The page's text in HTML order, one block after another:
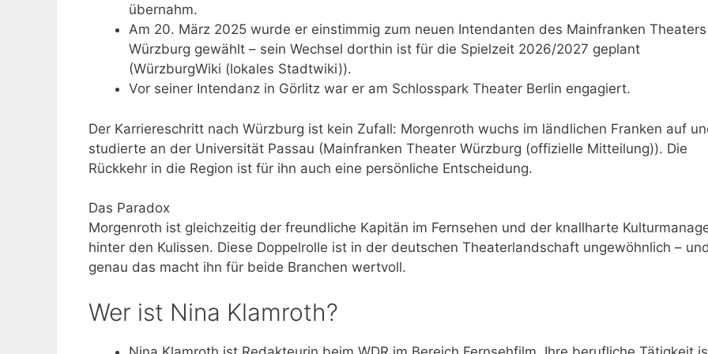
übernahm.
Am 20. März 2025 wurde er einstimmig zum neuen Intendanten des Mainfranken Theaters
Würzburg gewählt – sein Wechsel dorthin ist für die Spielzeit 2026/2027 geplant
(WürzburgWiki (lokales Stadtwiki)).
Vor seiner Intendanz in Görlitz war er am Schlosspark Theater Berlin engagiert.
Der Karriereschritt nach Würzburg ist kein Zufall: Morgenroth wuchs im ländlichen Franken auf
studierte an der Universität Passau (Mainfranken Theater Würzburg (offizielle Mitteilung)). Die
Rückkehr in die Region ist für ihn auch eine persönliche Entscheidung.
Das Paradox
Morgenroth ist gleichzeitig der freundliche Kapitän im Fernsehen und der knallharte
hinter den Kulissen. Diese Doppelrolle ist in der deutschen Theaterlandschaft ungewöhnlich – und
genau das macht ihn für beide Branchen wertvoll.
Wer ist Nina Klamroth?